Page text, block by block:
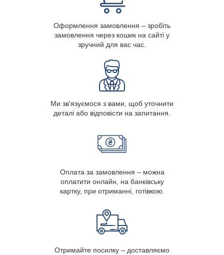
Оформлення замовлення – зробіть
замовлення через кошик на сайті у
зручний для вас час.
Ми зв'язуємося з вами, щоб уточнити
деталі або відповісти на запитання.
Оплата за замовлення – можна
оплатити онлайн, на банківську
картку, при отриманні, готівкою.
Отримайте посилку – доставляємо